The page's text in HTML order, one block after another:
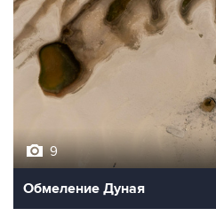
9
Обмеление Дуная